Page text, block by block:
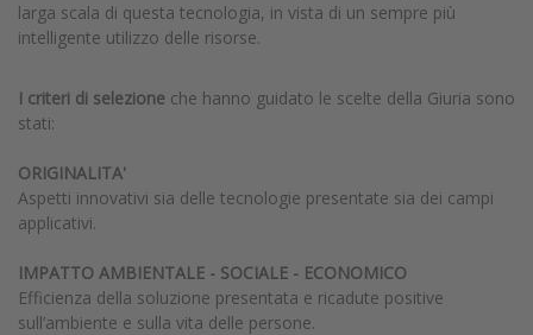
larga scala di questa tecnologia, in vista di un sempre più
intelligente utilizzo delle risorse.
I criteri di selezione che hanno guidato le scelte della Giuria sono
stati:
ORIGINALITA'
Aspetti innovativi sia delle tecnologie presentate sia dei campi
applicativi.
IMPATTO AMBIENTALE - SOCIALE - ECONOMICO
Efficienza della soluzione presentata e ricadute positive
sull’ambiente e sulla vita delle persone.